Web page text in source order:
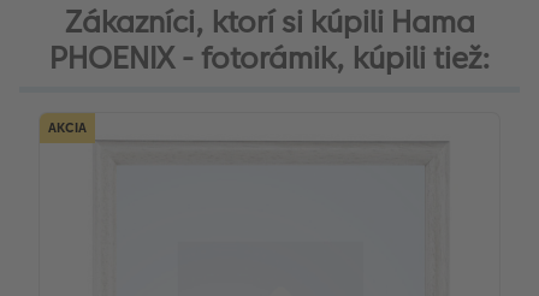
Zákazníci, ktorí si kúpili Hama
PHOENIX - fotorámik, kúpili tiež:
AKCIA